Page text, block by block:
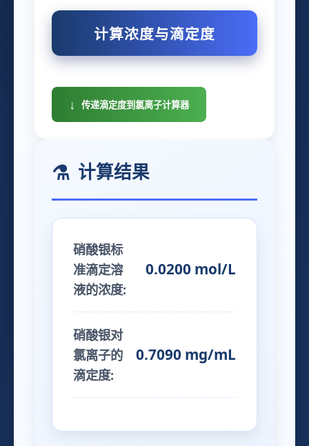
计算浓度与滴定度
传递滴定度到氯离子计算器
计算结果
硝酸银标
准滴定溶
液的浓度:
0.0200 mol/L
硝酸银对
氯离子的
滴定度:
0.7090 mg/mL